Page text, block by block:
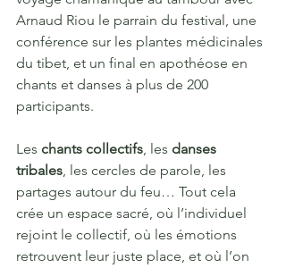
Arnaud Riou le parrain du festival, une
conférence sur les plantes médicinales
du tibet, et un final en apothéose en
chants et danses à plus de 200
participants.
Les chants collectifs, les danses
tribales, les cercles de parole, les
partages autour du feu… Tout cela
crée un espace sacré, où l’individuel
rejoint le collectif, où les émotions
retrouvent leur juste place, et où l’on